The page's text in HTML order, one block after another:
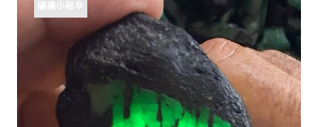
礦礦小秘辛